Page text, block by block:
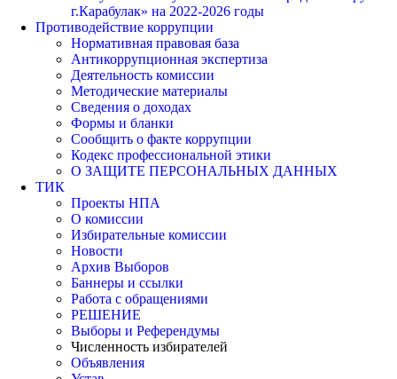
г.Карабулак» на 2022-2026 годы
Противодействие коррупции
Нормативная правовая база
Антикоррупционная экспертиза
Деятельность комиссии
Методические материалы
Сведения о доходах
Формы и бланки
Сообщить о факте коррупции
Кодекс профессиональной этики
О ЗАЩИТЕ ПЕРСОНАЛЬНЫХ ДАННЫХ
ТИК
Проекты НПА
О комиссии
Избирательные комиссии
Новости
Архив Выборов
Баннеры и ссылки
Работа с обращениями
РЕШЕНИЕ
Выборы и Референдумы
Численность избирателей
Объявления